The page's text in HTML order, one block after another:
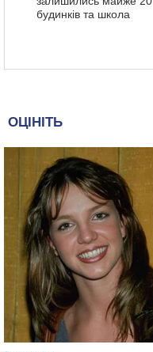
будинків та школа